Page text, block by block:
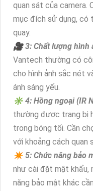
quan sát của camera.
mục đích sử dụng, có
quay.
🎥 3: Chất lượng hình
Vantech thường có
cho hình ảnh sắc nét
ánh sáng yếu.
✳️ 4: Hồng ngoại (IR
thường được trang bị
trong bóng tối. Cần
với khoảng cách quan
✴️ 5: Chức năng bảo
như cài đặt mật khẩu,
năng bảo mật khác